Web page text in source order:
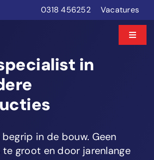
0318 456252 Vacatures
Toggle
in
in de bouw. Geen
groot en door jarenlange